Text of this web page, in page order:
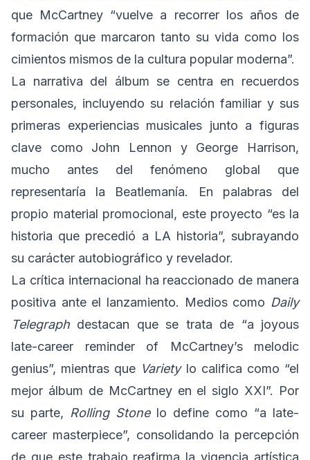
que McCartney “vuelve a recorrer los años de
formación que marcaron tanto su vida como los
cimientos mismos de la cultura popular moderna”.
La narrativa del álbum se centra en recuerdos
personales, incluyendo su relación familiar y sus
primeras experiencias musicales junto a figuras
clave como John Lennon y George Harrison,
mucho antes del fenómeno global que
representaría la Beatlemanía. En palabras del
propio material promocional, este proyecto “es la
historia que precedió a LA historia”, subrayando
su carácter autobiográfico y revelador.
La crítica internacional ha reaccionado de manera
positiva ante el lanzamiento. Medios como Daily
Telegraph destacan que se trata de “a joyous
late-career reminder of McCartney’s melodic
genius”, mientras que Varietylo califica como “el
mejor álbum de McCartney en el siglo XXI”. Por
su parte, Rolling Stonelo define como “a late-
career masterpiece”, consolidando la percepción
de que este trabajo reafirma la vigencia artística